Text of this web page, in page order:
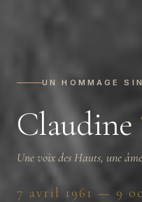
UN HOMMAGE
Claudine
Une voix des Hauts, une
7 avril 1961 — 9